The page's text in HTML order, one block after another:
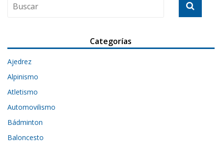
Categorías
Ajedrez
Alpinismo
Atletismo
Automovilismo
Bádminton
Baloncesto